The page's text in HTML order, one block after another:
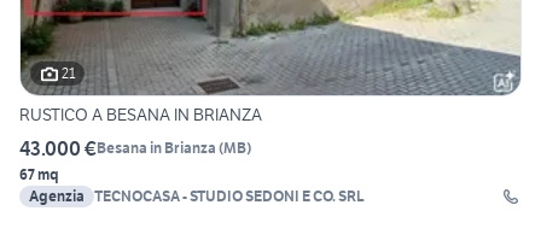
21
RUSTICO A BESANA IN BRIANZA
43.000 €Besana in Brianza (MB)
67 mq
Agenzia TECNOCASA - STUDIO SEDONI E CO. SRL